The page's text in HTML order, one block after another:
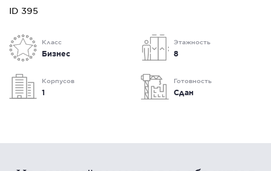
ID 395
Класс
Бизнес
Этажность
8
Корпусов
1
Готовность
Сдан